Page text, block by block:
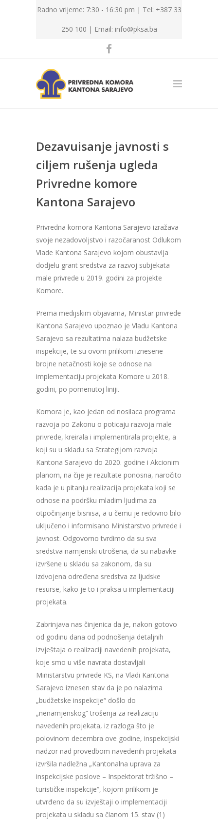
Radno vrijeme: 7:30 - 16:30 pm | Tel: +387 33
250 100 | Email: info@pksa.ba
Dezavuisanje javnosti s
ciljem rušenja ugleda
Privredne komore
Kantona Sarajevo
Privredna komora Kantona Sarajevo izražava
svoje nezadovoljstvo i razočaranost Odlukom
Vlade Kantona Sarajevo kojom obustavlja
dodjelu grant sredstva za razvoj subjekata
male privrede u 2019. godini za projekte
Komore.
Prema medijskim objavama, Ministar privrede
Kantona Sarajevo upoznao je Vladu Kantona
Sarajevo sa rezultatima nalaza budžetske
inspekcije, te su ovom prilikom iznesene
brojne netačnosti koje se odnose na
implementaciju projekata Komore u 2018.
godini, po pomenutoj liniji.
Komora je, kao jedan od nosilaca programa
razvoja po Zakonu o poticaju razvoja male
privrede, kreirala i implementirala projekte, a
koji su u skladu sa Strategijom razvoja
Kantona Sarajevo do 2020. godine i Akcionim
planom, na čije je rezultate ponosna, naročito
kada je u pitanju realizacija projekata koji se
odnose na podršku mladim ljudima za
otpočinjanje bisnisa, a u čemu je redovno bilo
uključeno i informisano Ministarstvo privrede i
javnost. Odgovorno tvrdimo da su sva
sredstva namjenski utrošena, da su nabavke
izvršene u skladu sa zakonom, da su
izdvojena određena sredstva za ljudske
resurse, kako je to i praksa u implementaciji
projekata.
Zabrinjava nas činjenica da je, nakon gotovo
od godinu dana od podnošenja detaljnih
izvještaja o realizaciji navedenih projekata,
koje smo u više navrata dostavljali
Ministarstvu privrede KS, na Vladi Kantona
Sarajevo iznesen stav da je po nalazima
„budžetske inspekcije“ došlo do
„nenamjenskog“ trošenja za realizaciju
navedenih projekata, iz razloga što je
polovinom decembra ove godine, inspekcijski
nadzor nad provedbom navedenih projekata
izvršila nadležna „Kantonalna uprava za
inspekcijske poslove – Inspektorat tržišno –
turističke inspekcije“, kojom prilikom je
utvrđeno da su izvještaji o implementaciji
projekata u skladu sa članom 15. stav (1)